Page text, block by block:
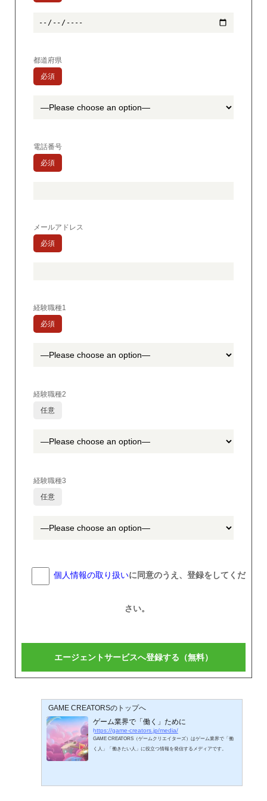
都道府県
必須
電話番号
必須
メールアドレス
必須
経験職種1
必須
経験職種2
任意
経験職種3
任意
個人情報の取り扱いに同意のうえ、登録をしてくだ
さい。
GAME CREATORSのトップへ
ゲーム業界で「働く」ために
https://game-creators.jp/media/
GAME CREATORS（ゲームクリエイターズ）はゲーム業界で「働
く人」「働きたい人」に役立つ情報を発信するメディアです。